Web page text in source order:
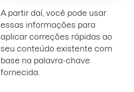
A partir daí, você pode usar
essas informações para
aplicar correções rápidas ao
seu conteúdo existente com
base na palavra-chave
fornecida.